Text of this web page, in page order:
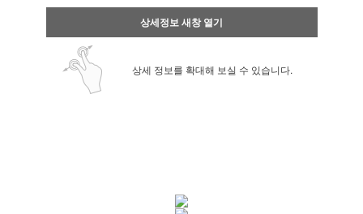
상세정보 새창 열기
상세 정보를 확대해 보실 수 있습니다.